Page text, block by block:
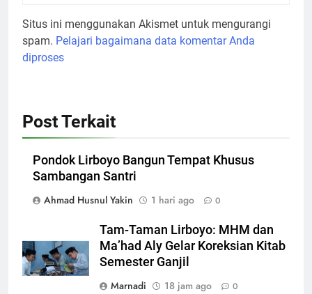
Situs ini menggunakan Akismet untuk mengurangi
spam. Pelajari bagaimana data komentar Anda
diproses
Post Terkait
Pondok Lirboyo Bangun Tempat Khusus
Sambangan Santri
Ahmad Husnul Yakin
1 hari ago 0
Tam-Taman Lirboyo: MHM dan
Ma’had Aly Gelar Koreksian Kitab
Semester Ganjil
Marnadi
18 jam ago 0